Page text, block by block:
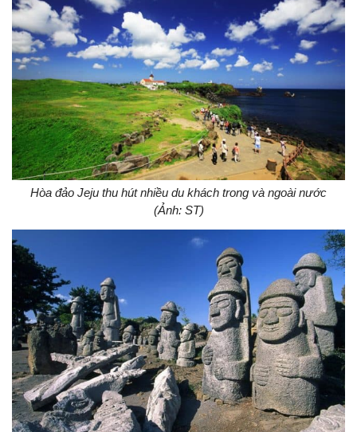
Hòa đảo Jeju thu hút nhiều du khách trong và ngoài nước
(Ảnh: ST)